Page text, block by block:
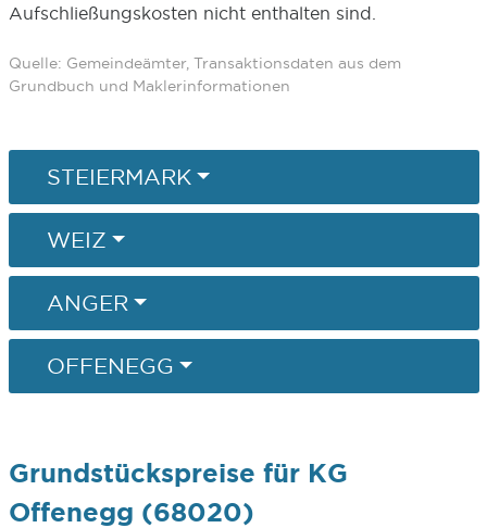
Aufschließungskosten nicht enthalten sind.
Quelle: Gemeindeämter, Transaktionsdaten aus dem
Grundbuch und Maklerinformationen
STEIERMARK
WEIZ
ANGER
OFFENEGG
Grundstückspreise für KG
Offenegg (68020)